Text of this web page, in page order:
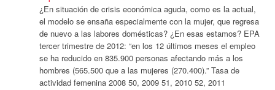
¿En situación de crisis económica aguda, como es la actual,
el modelo se ensaña especialmente con la mujer, que regresa
de nuevo a las labores domésticas? ¿En esas estamos? EPA
tercer trimestre de 2012: “en los 12 últimos meses el empleo
se ha reducido en 835.900 personas afectando más a los
hombres (565.500 que a las mujeres (270.400).” Tasa de
actividad femenina 2008 50, 2009 51, 2010 52, 2011